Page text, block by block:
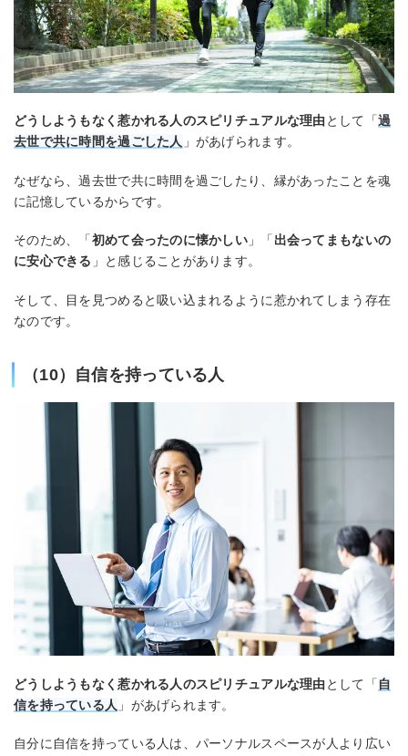
どうしようもなく惹かれる人のスピリチュアルな理由として「過
去世で共に時間を過ごした人 」があげられます。
なぜなら、過去世で共に時間を過ごしたり、縁があったことを魂
に記憶しているからです。
そのため、「初めて会ったのに懐かしい 」「 出会ってまもないの
に安心できる 」と感じることがあります。
そして、目を見つめると吸い込まれるように惹かれてしまう存在
なのです。
（10）自信を持っている人
どうしようもなく惹かれる人のスピリチュアルな理由として「 自
信を持っている人 」があげられます。
自分に自信を持っている人は、パーソナルスペースが人より広い